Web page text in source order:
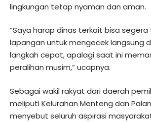
lingkungan tetap nyaman dan aman.
“Saya harap dinas terkait bisa segera
lapangan untuk mengecek langsung
langkah cepat, apalagi saat ini
peralihan musim,” ucapnya.
Sebagai wakil rakyat dari daerah
meliputi Kelurahan Menteng dan
menyebut seluruh aspirasi